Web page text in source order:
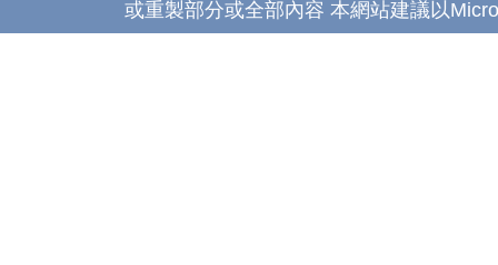
或重製部分或全部內容 本網站建議以